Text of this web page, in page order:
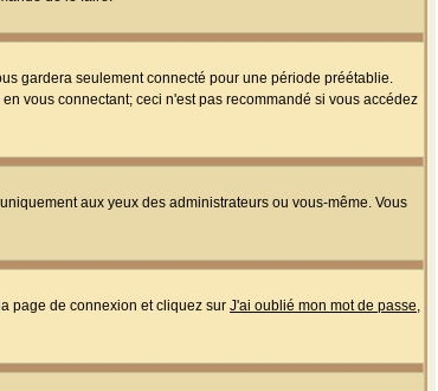
gardera seulement connecté pour une période préétablie.
vous connectant; ceci n'est pas recommandé si vous accédez
aux yeux des administrateurs ou vous-même. Vous
page de connexion et cliquez sur J'ai oublié mon mot de passe,